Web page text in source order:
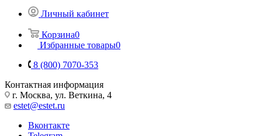
Личный кабинет
Корзина0
Избранные товары0
8 (800) 7070-353
Контактная информация
г. Москва, ул. Веткина, 4
estet@estet.ru
Вконтакте